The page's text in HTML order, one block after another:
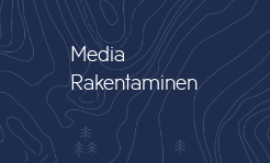
Media
Rakentaminen